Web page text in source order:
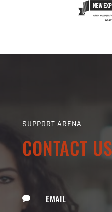
SUPPORT ARENA
CONTACT US
 EMAIL